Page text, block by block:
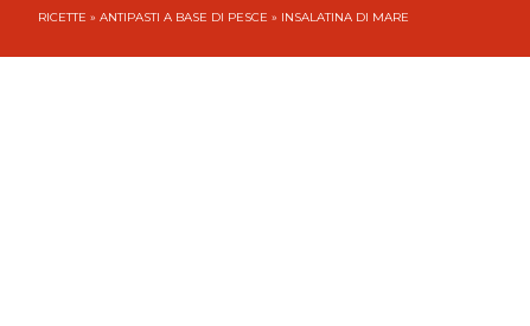
RICETTE » ANTIPASTI A BASE DI PESCE » INSALATINA DI MARE